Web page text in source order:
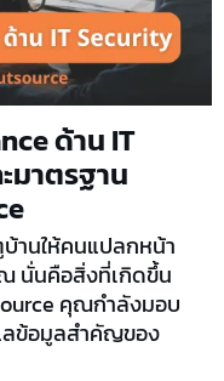
ด้าน IT
มาตรฐาน
านให้คนแปลกหน้า
นั่นคือสิ่งที่เกิดขึ้น
คุณกำลังมอบ
ลข้อมูลสำคัญของ